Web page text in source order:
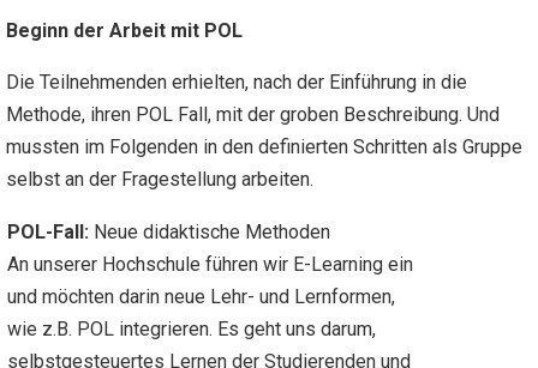
Beginn der Arbeit mit POL
Die Teilnehmenden erhielten, nach der Einführung in die
Methode, ihren POL Fall, mit der groben Beschreibung. Und
mussten im Folgenden in den definierten Schritten als Gruppe
selbst an der Fragestellung arbeiten.
POL-Fall: Neue didaktische Methoden
An unserer Hochschule führen wir E-Learning ein
und möchten darin neue Lehr- und Lernformen,
wie z.B. POL integrieren. Es geht uns darum,
selbstgesteuertes Lernen der Studierenden und